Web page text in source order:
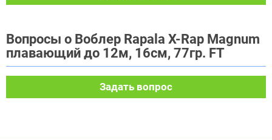
Вопросы о Воблер Rapala X-Rap Magnum
плавающий до 12м, 16см, 77гр. FT
Задать вопрос